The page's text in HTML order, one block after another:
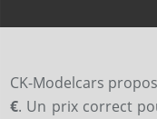
CK-Modelcars
€. Un prix correct